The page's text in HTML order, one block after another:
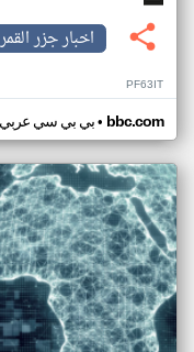
اخبار جزر القمر
PF63IT
بي بي سي عربي• bbc.com